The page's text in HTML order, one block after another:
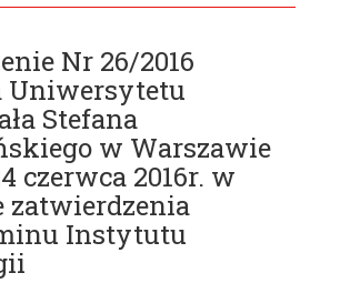
Nr 26/2016
Uniwersytetu
Stefana
w Warszawie
czerwca 2016r. w
zatwierdzenia
Instytutu